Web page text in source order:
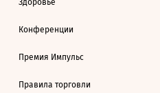
Здоровье
Конференции
Премия Импульс
Правила торговли